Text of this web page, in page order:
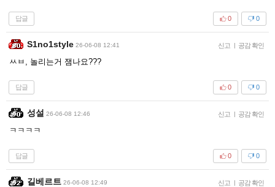
답글 0
0
S1no1style 26-06-08 12:41 신고 | 공감 확인
ㅆㅂ, 놀리는거 잼나요???
답글 0
0
성설 26-06-08 12:46 신고 | 공감 확인
ㅋㅋㅋㅋ
답글 0
0
길베르트 26-06-08 12:49 신고 | 공감 확인